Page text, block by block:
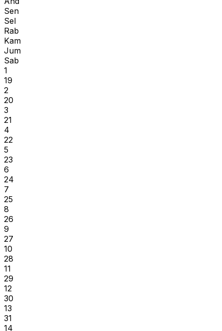
Sen
Sel
Rab
Kam
Jum
Sab
1
19
2
20
3
21
4
22
5
23
6
24
7
25
8
26
9
27
10
28
11
29
12
30
13
31
14